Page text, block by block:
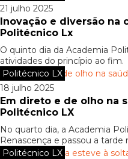
21 julho 2025
Inovação e diversão na
Politécnico Lx
O quinto dia da Academia
atividades do princípio ao fim.
Politécnico LX
18 julho 2025
Em direto e de olho na
Politécnico LX
No quarto dia, a Academia
Renascença e passou a tarde
Politécnico LX